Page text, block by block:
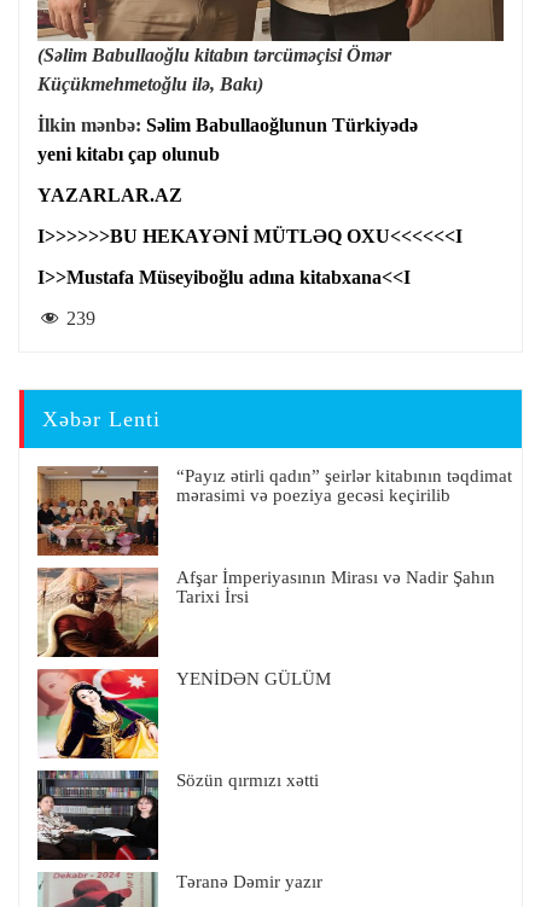
(Səlim Babullaoğlu kitabın tərcüməçisi Ömər
Küçükmehmetoğlu ilə, Bakı)
İlkin mənbə: Səlim Babullaoğlunun Türkiyədə
yeni kitabı çap olunub
YAZARLAR.AZ
I>>>>>>BU HEKAYƏNİ MÜTLƏQ OXU<<<<<<I
I>>Mustafa Müseyiboğlu adına kitabxana<<I
239
Xəbər Lenti
“Payız ətirli qadın” şeirlər kitabının təqdimat
mərasimi və poeziya gecəsi keçirilib
Afşar İmperiyasının Mirası və Nadir Şahın
Tarixi İrsi
YENİDƏN GÜLÜM
Sözün qırmızı xətti
Təranə Dəmir yazır